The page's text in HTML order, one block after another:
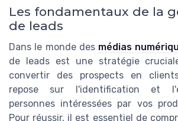
Les fondamentaux de la
de leads
Dans le monde des médias
de leads est une stratégie
convertir des prospects en
repose sur l'identification et
personnes intéressées par vos
Pour réussir, il est essentiel de